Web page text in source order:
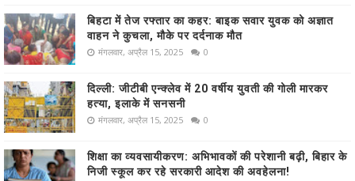
बिहटा में तेज रफ्तार का कहर: बाइक सवार युवक को अज्ञात
वाहन ने कुचला, मौके पर दर्दनाक मौत
मंगलवार, अप्रैल 15, 2025 0
दिल्ली: जीटीबी एन्क्लेव में 20 वर्षीय युवती की गोली मारकर
हत्या, इलाके में सनसनी
मंगलवार, अप्रैल 15, 2025 0
शिक्षा का व्यवसायीकरण: अभिभावकों की परेशानी बढ़ी, बिहार के
निजी स्कूल कर रहे सरकारी आदेश की अवहेलना!